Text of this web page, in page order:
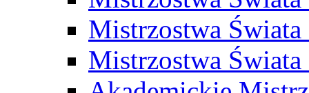
Mistrzostwa
Mistrzostwa